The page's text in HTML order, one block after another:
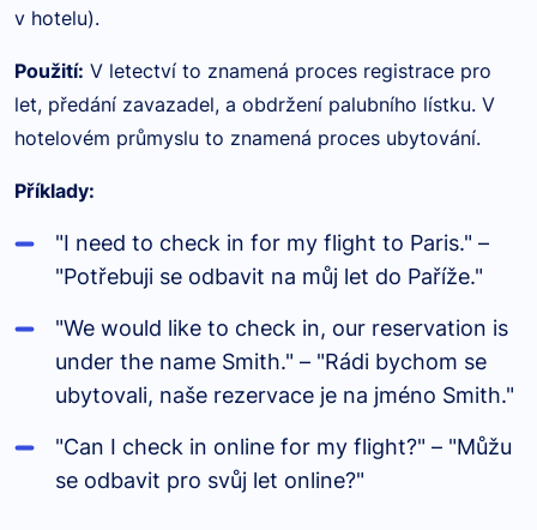
v hotelu).
Použití: V letectví to znamená proces registrace pro
let, předání zavazadel, a obdržení palubního lístku. V
hotelovém průmyslu to znamená proces ubytování.
Příklady:
"I need to check in for my flight to Paris." –
"Potřebuji se odbavit na můj let do Paříže."
"We would like to check in, our reservation is
under the name Smith." – "Rádi bychom se
ubytovali, naše rezervace je na jméno Smith."
"Can I check in online for my flight?" – "Můžu
se odbavit pro svůj let online?"